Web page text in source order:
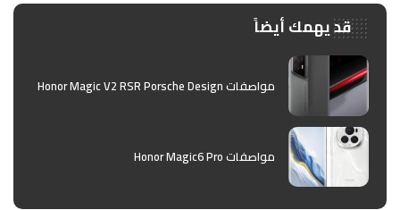
قد يهمك أيضاً
مواصفات Honor Magic V2 RSR Porsche Design
مواصفات Honor Magic6 Pro